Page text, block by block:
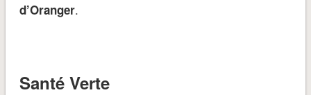
d’Oranger.
Santé Verte